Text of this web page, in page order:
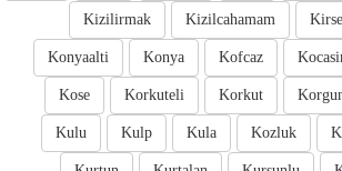
Kizilcahamam
Kizilirmak
Kofcaz
Konya
Konyaalti
Korkut
Korkuteli
Kose
Kozluk
Kula
Kulp
Kulu